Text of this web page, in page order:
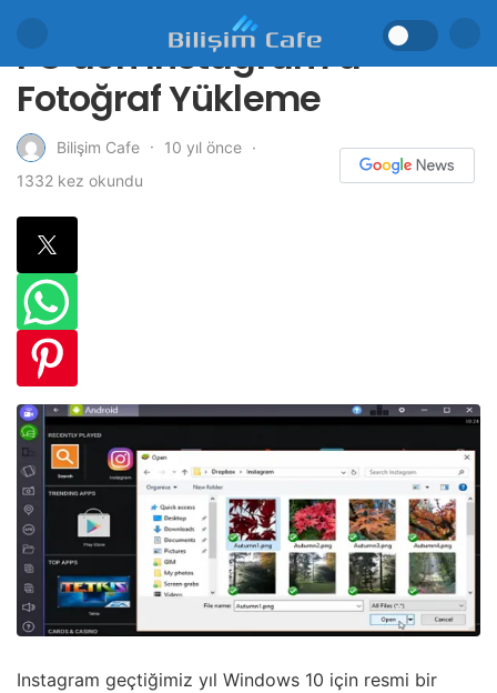
PC’den Instagram’a
Fotoğraf Yükleme
Bilişim Cafe
10 yıl önce
1332 kez okundu
Instagram geçtiğimiz yıl Windows 10 için resmi bir